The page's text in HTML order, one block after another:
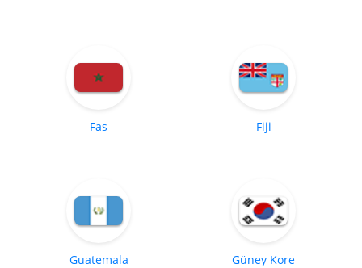
Fas Fiji
Guatemala Güney Kore